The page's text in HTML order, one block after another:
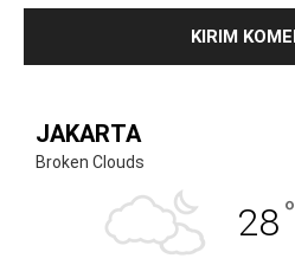
JAKARTA
Broken Clouds
28°